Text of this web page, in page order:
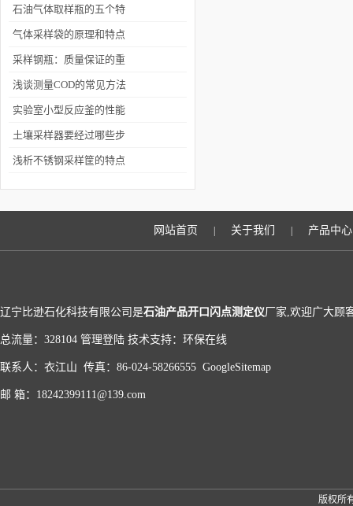
使用方法：
石油气体取样瓶的五个特
点和使用注意事项
气体采样袋的原理和特点
采样钢瓶：质量保证的重
要环节
浅谈测量COD的常见方法
实验室小型反应釜的性能
与规格参数
土壤采样器要经过哪些步
骤呢？
浅析不锈钢采样筐的特点
网站首页 关于我们 产品中心
辽宁比逊石化科技有限公司是石油产品开口闪点测定仪厂家,欢迎广大顾
总流量：328104 管理登陆 技术支持： 环保在线
联系人：衣江山 传真：86-024-58266555 GoogleSitemap
邮 箱：18242399111@139.com
版权所